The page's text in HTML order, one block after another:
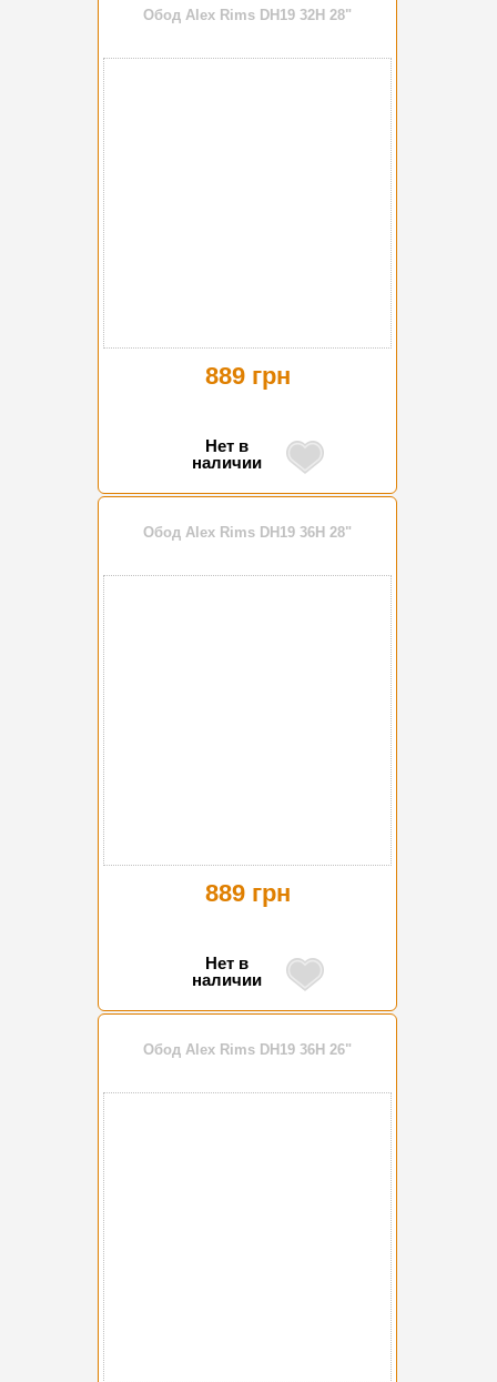
Обод Alex Rims DH19 32H 28"
889 грн
Нет в
наличии
Обод Alex Rims DH19 36H 28"
889 грн
Нет в
наличии
Обод Alex Rims DH19 36H 26"